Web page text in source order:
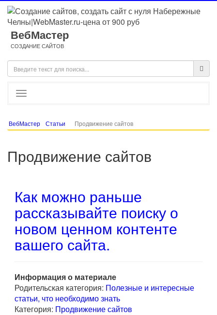
ВебМастер
СОЗДАНИЕ САЙТОВ
ВебМастер Статьи Продвижение сайтов
Продвижение сайтов
Как можно раньше
рассказывайте поиску о
новом ценном контенте
вашего сайта.
Информация о материале
Родительская категория: Полезные и интересные
статьи, что необходимо знать
Категория: Продвижение сайтов